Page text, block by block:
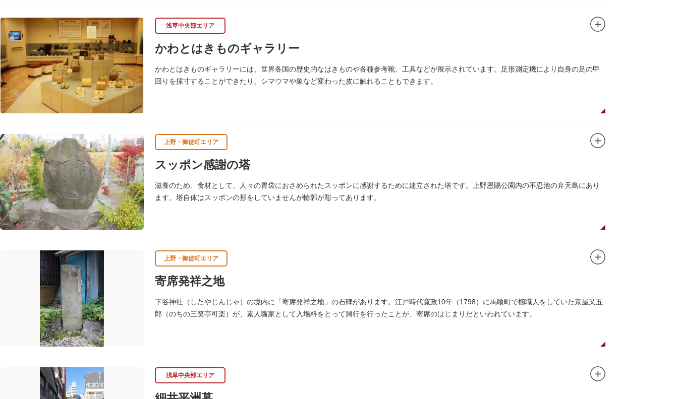
浅草中央部エリア
かわとはきものギャラリー
かわとはきものギャラリーには、世界各国の歴史的なはきものや各種参考靴、工具などが展示されています。足形測定機により自身の足の甲
回りを採寸することができたり、シマウマや象など変わった皮に触れることもできます。
上野・御徒町エリア
スッポン感謝の塔
滋養のため、食材として、人々の胃袋におさめられたスッポンに感謝するために建立された塔です。上野恩賜公園内の不忍池の弁天島にあり
ます。塔自体はスッポンの形をしていませんが輪郭が彫ってあります。
上野・御徒町エリア
寄席発祥之地
下谷神社（したやじんじゃ）の境内に「寄席発祥之地」の石碑があります。江戸時代寛政10年（1798）に馬喰町で櫛職人をしていた京屋又五
郎（のちの三笑亭可楽）が、素人噺家として入場料をとって興行を行ったことが、寄席のはじまりだといわれています。
浅草中央部エリア